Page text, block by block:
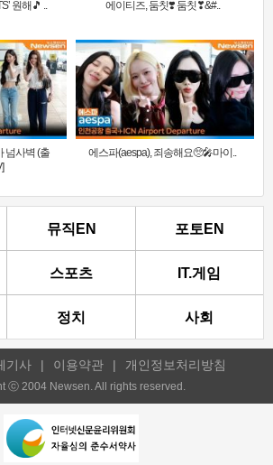
원해🎵 .. 에이티즈, 둠칫❣️ 둠칫❣&#..
넘사벽 (출
에스파(aespa), 죄송해요🥺🎤마이..
뮤직EN 포토EN
스포츠 IT.게임
정치 사회
기사 | 이용약관 | 개인정보처리방침
ⓒ 2004 Newsen. All rights reserved.